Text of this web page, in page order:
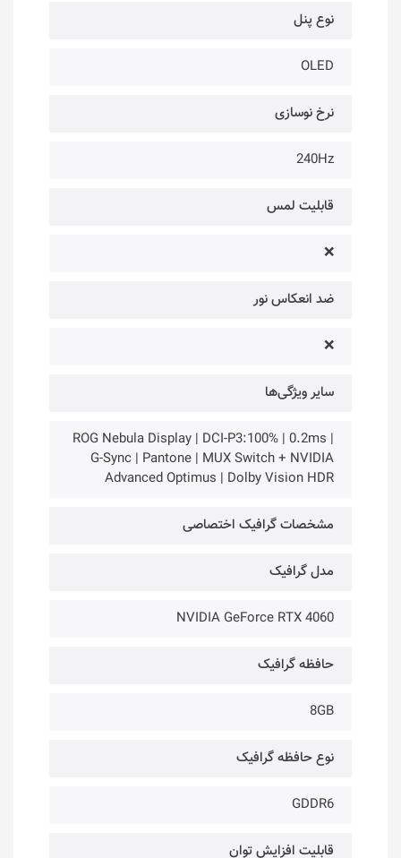
نوع پنل
OLED
نرخ نوسازی
240Hz
قابلیت لمس
❌
ضد انعکاس نور
❌
سایر ویژگی‌ها
ROG Nebula Display | DCI-P3:100% | 0.2ms |
G-Sync | Pantone | MUX Switch + NVIDIA
Advanced Optimus | Dolby Vision HDR
مشخصات گرافیک اختصاصی
مدل گرافیک
NVIDIA GeForce RTX 4060
حافظه گرافیک
8GB
نوع حافظه گرافیک
GDDR6
قابلیت افزایش توان